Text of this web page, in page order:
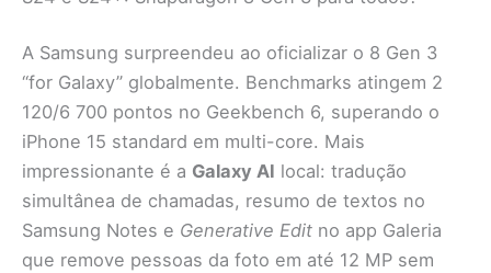
A Samsung surpreendeu ao oficializar o 8 Gen 3
“for Galaxy” globalmente. Benchmarks atingem 2
120/6 700 pontos no Geekbench 6, superando o
iPhone 15 standard em multi-core. Mais
impressionante é a Galaxy AI local: tradução
simultânea de chamadas, resumo de textos no
Samsung Notes e Generative Edit no app Galeria
que remove pessoas da foto em até 12 MP sem